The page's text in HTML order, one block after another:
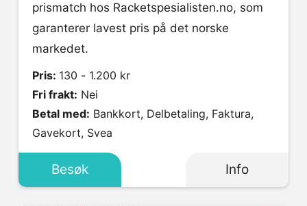
prismatch hos Racketspesialisten.no, som
garanterer lavest pris på det norske
markedet.
Pris: 130 - 1.200 kr
Fri frakt: Nei
Betal med:
Gavekort, Svea
Besøk Info